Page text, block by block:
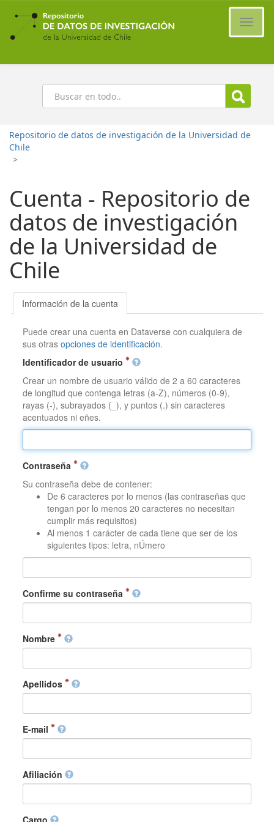
Ir
contenido
principal
Buscar
Repositorio de datos de investigación de la Universidad de
Chile
>
Cuenta - Repositorio de
datos de investigación
de la Universidad de
Chile
Información de la cuenta
Puede crear una cuenta en Dataverse con cualquiera de
sus otrasopciones de identificación.
Identificador de usuario
Crear un nombre de usuario válido de 2 a 60 caracteres
de longitud que contenga letras (a-Z), números (0-9),
rayas (-), subrayados (_), y puntos (.) sin caracteres
acentuados ni eñes.
Contraseña
Su contraseña debe de contener:
De 6 caracteres por lo menos (las contraseñas que
tengan por lo menos 20 caracteres no necesitan
cumplir más requisitos)
Al menos 1 carácter de cada tiene que ser de los
siguientes tipos: letra, nÚmero
Confirme su contraseña
Nombre
Apellidos
E-mail
Afiliación
Cargo